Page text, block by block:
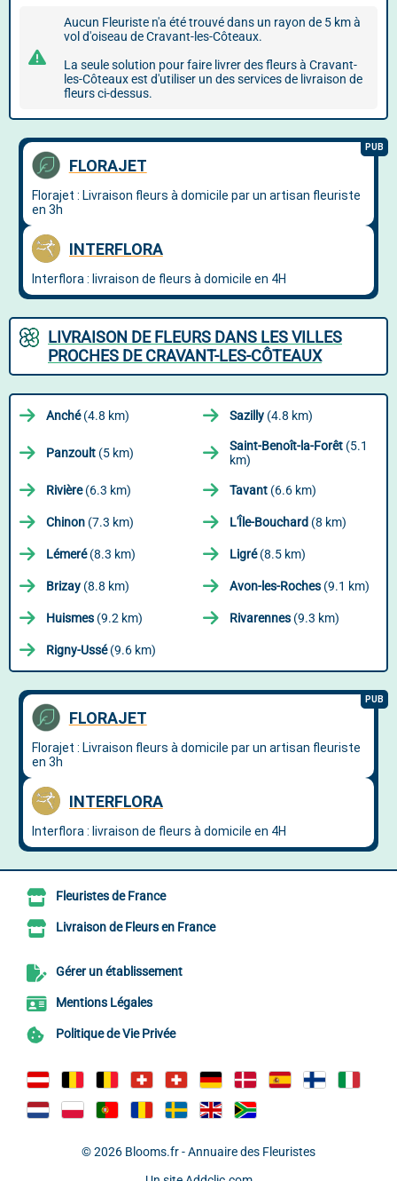
Aucun Fleuriste n'a été trouvé dans un rayon de 5 km à
vol d'oiseau de Cravant-les-Côteaux.
La seule solution pour faire livrer des fleurs à Cravant-
les-Côteaux est d'utiliser un des services de livraison de
fleurs ci-dessus.
LIVRAISON DE FLEURS DANS LES VILLES
PROCHES DE CRAVANT-LES-CÔTEAUX
Anché(4.8 km) Sazilly (4.8 km)
Panzoult (5 km) Saint-Benoît-la-Forêt (5.1
km)
Rivière(6.3 km) Tavant (6.6 km)
Chinon (7.3 km) L'Île-Bouchard (8 km)
Lémeré(8.3 km) Ligré(8.5 km)
Brizay (8.8 km) Avon-les-Roches (9.1 km)
Huismes (9.2 km) Rivarennes (9.3 km)
Rigny-Ussé(9.6 km)
Fleuristes de France
Livraison de Fleurs en France
Gérer un établissement
Mentions Légales
Politique de Vie Privée
© 2026 Blooms.fr - Annuaire des Fleuristes